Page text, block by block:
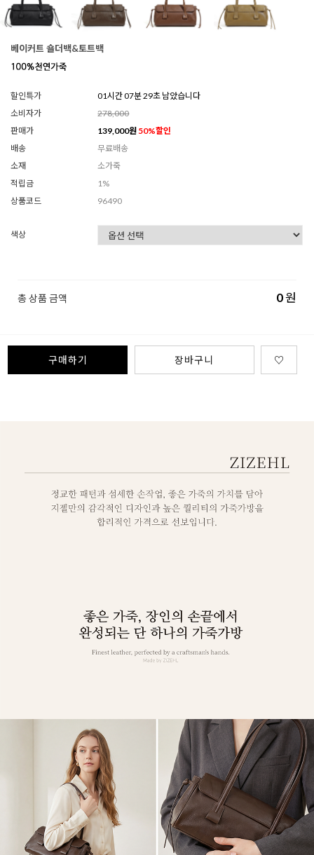
베이커트 숄더백&토트백
할인특가
01시간 07분 26초 남았습니다
소비자가
278,000
판매가
139,000원 50%할인
배송
무료배송
소재
소가죽
적립금
1%
상품코드
96490
색상
총 상품 금액 0원
구매하기 장바구니 ♡